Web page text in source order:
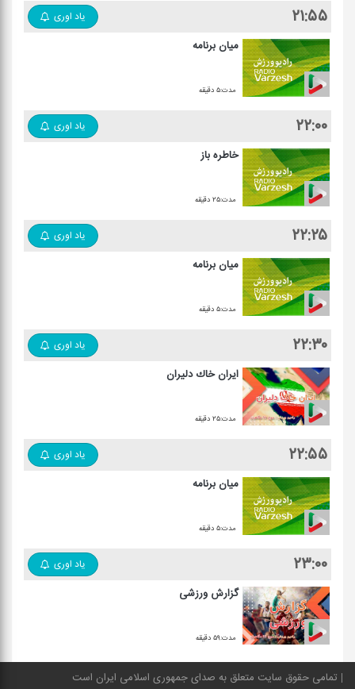
۲۱:۵۵ یاد اوری
میان برنامه
مدت:۵ دقیقه
۲۲:۰۰ یاد اوری
خاطره باز
مدت:۲۵ دقیقه
۲۲:۲۵ یاد اوری
میان برنامه
مدت:۵ دقیقه
۲۲:۳۰ یاد اوری
ایران خاك دلیران
مدت:۲۵ دقیقه
۲۲:۵۵ یاد اوری
میان برنامه
مدت:۵ دقیقه
۲۳:۰۰ یاد اوری
گزارش ورزشی
مدت:۵۹ دقیقه
تمامی حقوق سایت متعلق به صدای جمهوری اسلامی ایران است